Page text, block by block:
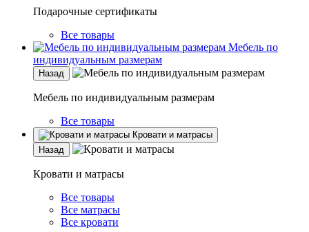
Подарочные сертификаты
Все товары
Мебель по
индивидуальным размерам
Назад
Мебель по индивидуальным размерам
Все товары
Кровати и матрасы
Назад
Кровати и матрасы
Все товары
Все матрасы
Все кровати